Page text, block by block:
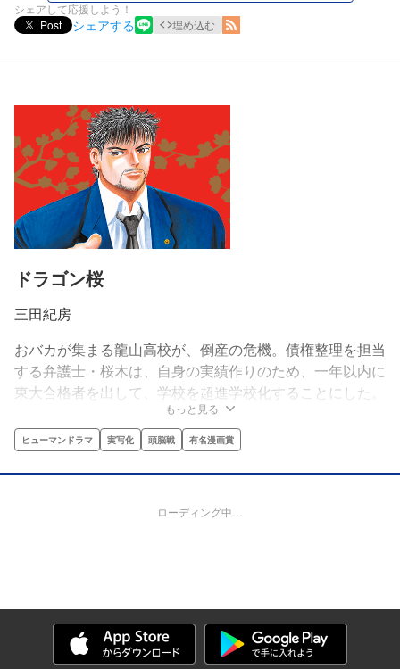
シェアして応援しよう！
Post
シェアする 埋め込む
ドラゴン桜
三田紀房
おバカが集まる龍山高校が、倒産の危機。債権整理を担当
する弁護士・桜木は、自身の実績作りのため、一年以内に
東大合格者を出して、学校を超進学校化することにした。
そして、伝説の数学教師・柳、英語の川口、国語の芥山、
理科の阿院と個性的で強力な教師陣が集まった。それぞれ
の教師が教える勉強法は、ユニークで効果的なものばか
り。受験生必読の東大合格請負漫画!! 第29回講談社漫画賞
もっと見る
ヒューマンドラマ 実写化 頭脳戦 有名漫画賞
ローディング中…